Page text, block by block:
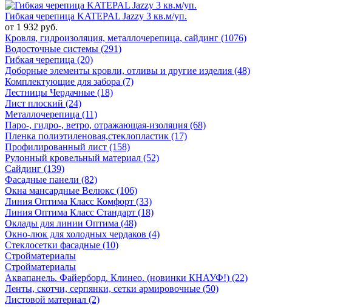
Гибкая черепица KATEPAL Jazzy 3 кв.м/уп.
от 1 932 руб.
Кровля, гидроизоляция, металлочерепица, сайдинг (1076)
Водосточные системы (291)
Гибкая черепица (20)
Доборные элементы кровли, отливы и другие изделия (48)
Комплектующие для забора (7)
Лестницы Чердачные (18)
Лист плоский (24)
Металлочерепица (11)
Паро-, гидро-, ветро, отражающая-изоляция (68)
Пленка полиэтиленовая,стеклопластик (17)
Профилированный лист (158)
Рулонный кровельный материал (52)
Сайдинг (139)
Фасадные панели (82)
Окна мансардные Велюкс (106)
Линия Оптима Класс Комфорт (33)
Линия Оптима Класс Стандарт (18)
Оклады для линии Оптима (48)
Окно-люк для холодных чердаков (4)
Стеклосетки фасадные (10)
Стройматериалы
Стройматериалы
Аквапанель. Файерборд. Клинео. (новинки КНАУФ!) (22)
Ленты, скотчи, серпянки, сетки армировочные (50)
Листовой материал (2)